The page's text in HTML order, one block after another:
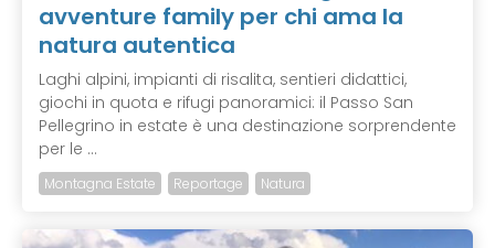
avventure family per chi ama la
natura autentica
Laghi alpini, impianti di risalita, sentieri didattici,
giochi in quota e rifugi panoramici: il Passo San
Pellegrino in estate è una destinazione sorprendente
per le ...
Montagna Estate Reportage Natura